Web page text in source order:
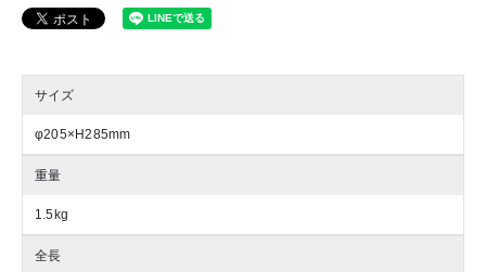
サイズ
φ205×H285mm
重量
1.5kg
全長